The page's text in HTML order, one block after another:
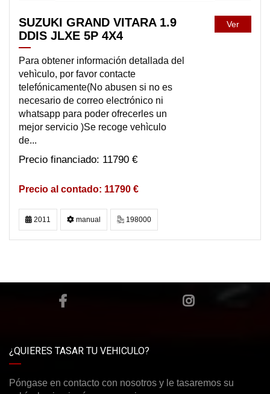
SUZUKI GRAND VITARA 1.9
DDIS JLXE 5P 4X4
Para obtener información detallada del
vehìculo, por favor contacte
telefónicamente(No abusen si no es
necesario de correo electrónico ni
whatsapp para poder ofrecerles un
mejor servicio )Se recoge vehìculo
de...
11790 €
11790 €
Ver
2011 manual 198000
¿QUIERES TASAR TU VEHICULO?
Póngase en contacto con nosotros y le tasaremos su